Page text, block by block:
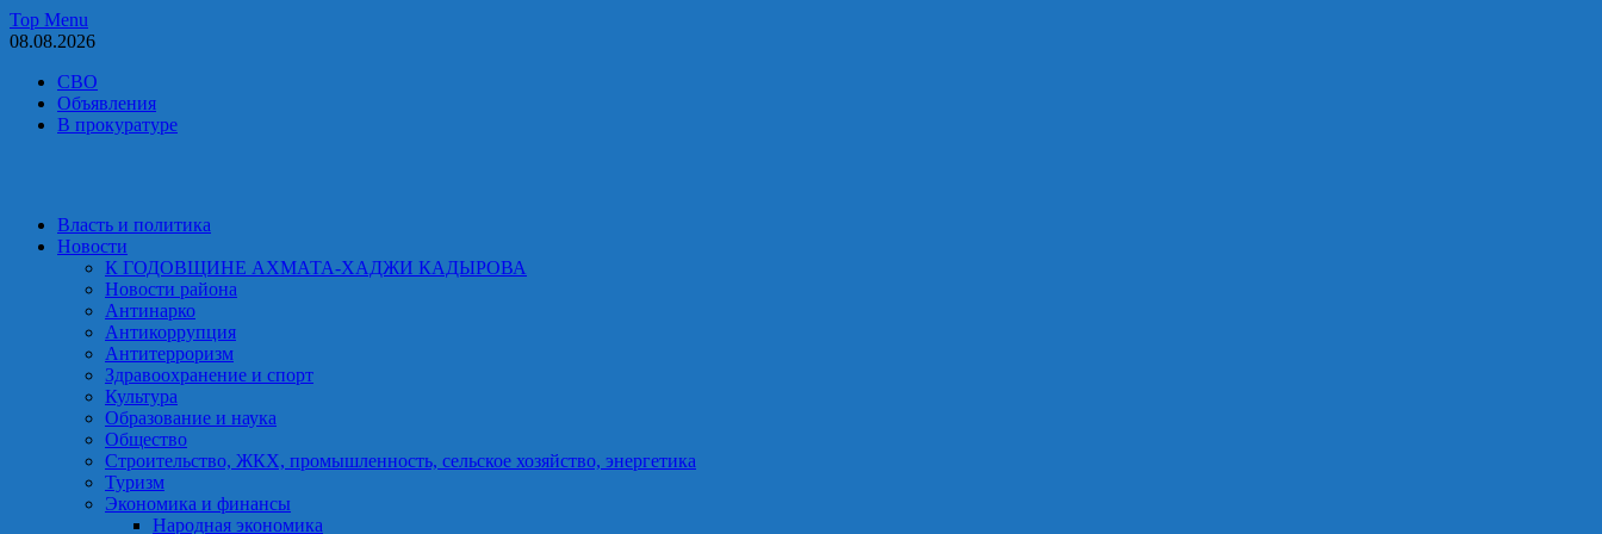
Skip
to
Top Menu
08.08.2026
СВО
Объявления
В прокуратуре
Власть и политика
Новости
К ГОДОВЩИНЕ АХМАТА-ХАДЖИ КАДЫРОВА
Новости района
Антинарко
Антикоррупция
Антитерроризм
Здравоохранение и спорт
Культура
Образование и наука
Общество
Строительство, ЖКХ, промышленность, сельское хозяйство, энергетика
Туризм
Экономика и финансы
Народная экономика